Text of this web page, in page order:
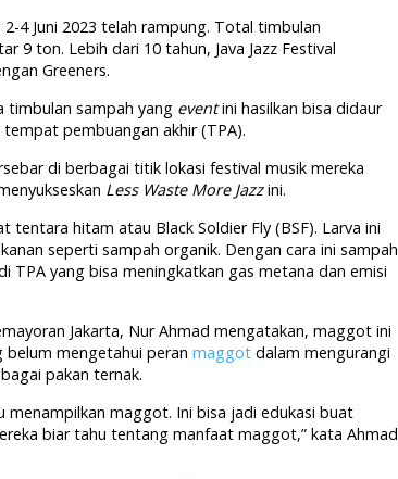
2-4 Juni 2023 telah rampung. Total timbulan
9 ton. Lebih dari 10 tahun, Java Jazz Festival
Greeners.
timbulan sampah yang eventini hasilkan bisa didaur
pembuangan akhir (TPA).
di berbagai titik lokasi festival musik mereka
Less Waste More Jazzini.
hitam atau Black Soldier Fly (BSF). Larva ini
seperti sampah organik. Dengan cara ini sampah
TPA yang bisa meningkatkan gas metana dan emisi
Jakarta, Nur Ahmad mengatakan, maggot ini
belum mengetahui peran maggot dalam mengurangi
pakan ternak.
menampilkan maggot. Ini bisa jadi edukasi buat
biar tahu tentang manfaat maggot,” kata Ahmad